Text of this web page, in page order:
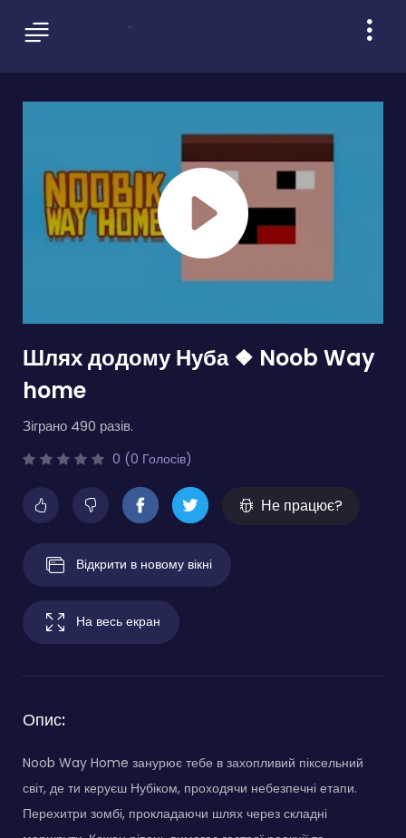
Шлях додому Нуба ❖ Noob Way
home
Зіграно 490 разів.
0 (0 Голосів)
Не працює?
Відкрити в новому вікні
На весь екран
Опис:
Noob Way Home занурює тебе в захопливий піксельний
світ, де ти керуєш Нубіком, проходячи небезпечні етапи.
Перехитри зомбі, прокладаючи шлях через складні